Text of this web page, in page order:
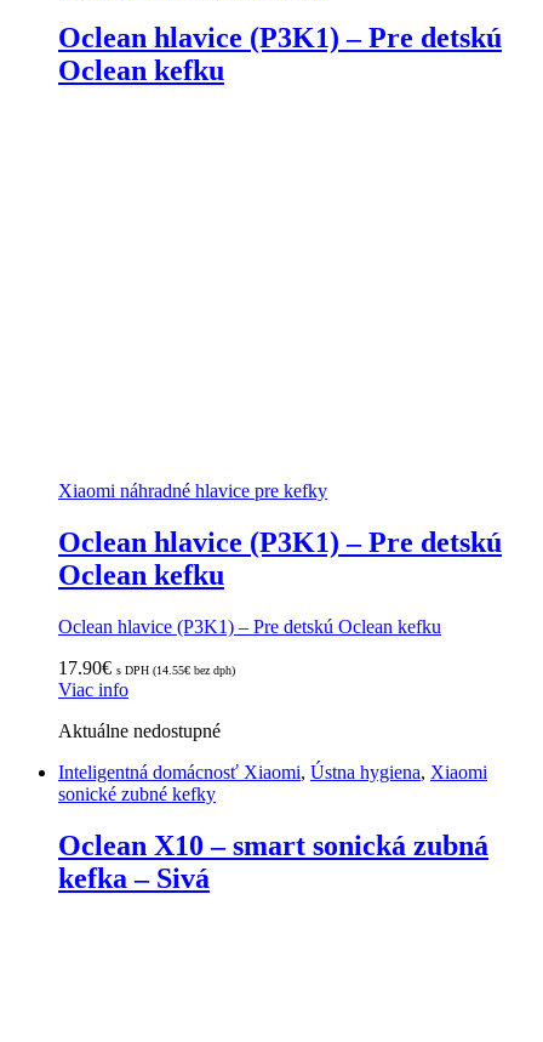
Oclean hlavice (P3K1) – Pre detskú
Oclean kefku
Xiaomi náhradné hlavice pre kefky
Oclean hlavice (P3K1) – Pre detskú
Oclean kefku
Oclean hlavice (P3K1) – Pre detskú Oclean kefku
17.90€ s DPH (14.55€ bez dph)
Viac info
Aktuálne nedostupné
Inteligentná domácnosť Xiaomi, Ústna hygiena, Xiaomi
sonické zubné kefky
Oclean X10 – smart sonická zubná
kefka – Sivá